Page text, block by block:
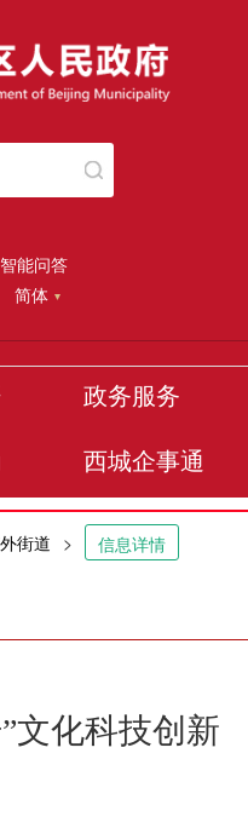
智能问答
简体
政务服务
西城企事通
街道 > 信息详情
文化科技创新